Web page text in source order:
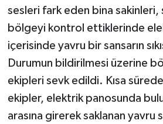
sesleri fark eden bina sakinleri,
bölgeyi kontrol ettiklerinde
içerisinde yavru bir sansarın
Durumun bildirilmesi üzerine
ekipleri sevk edildi. Kısa
ekipler, elektrik panosunda
arasına girerek saklanan yavru